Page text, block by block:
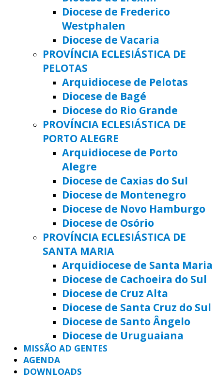
Diocese de Frederico
Westphalen
Diocese de Vacaria
PROVÍNCIA ECLESIÁSTICA DE
PELOTAS
Arquidiocese de Pelotas
Diocese de Bagé
Diocese do Rio Grande
PROVÍNCIA ECLESIÁSTICA DE
PORTO ALEGRE
Arquidiocese de Porto
Alegre
Diocese de Caxias do Sul
Diocese de Montenegro
Diocese de Novo Hamburgo
Diocese de Osório
PROVÍNCIA ECLESIÁSTICA DE
SANTA MARIA
Arquidiocese de Santa Maria
Diocese de Cachoeira do Sul
Diocese de Cruz Alta
Diocese de Santa Cruz do Sul
Diocese de Santo Ângelo
Diocese de Uruguaiana
MISSÃO AD GENTES
AGENDA
DOWNLOADS